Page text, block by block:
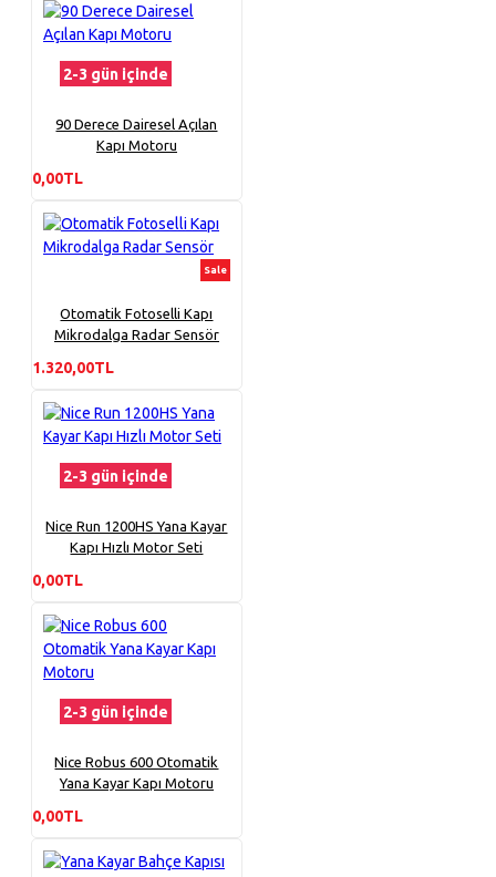
2-3 gün içinde
90 Derece Dairesel Açılan
Kapı Motoru
0,00TL
Sale
Otomatik Fotoselli Kapı
Mikrodalga Radar Sensör
1.320,00TL
2-3 gün içinde
Nice Run 1200HS Yana Kayar
Kapı Hızlı Motor Seti
0,00TL
2-3 gün içinde
Nice Robus 600 Otomatik
Yana Kayar Kapı Motoru
0,00TL